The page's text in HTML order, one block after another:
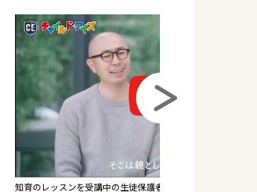
受験のレッスンを受講中の生